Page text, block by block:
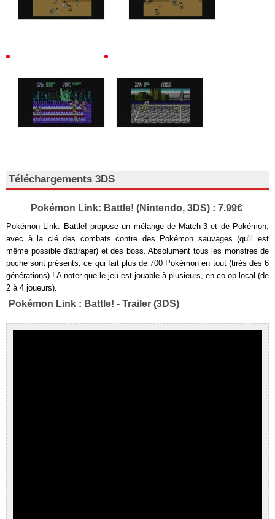
Téléchargements 3DS
Pokémon Link: Battle! (Nintendo, 3DS) : 7.99€
Pokémon Link: Battle! propose un mélange de Match-3 et de Pokémon,
avec à la clé des combats contre des Pokémon sauvages (qu'il est
même possible d'attraper) et des boss. Absolument tous les monstres de
poche sont présents, ce qui fait plus de 700 Pokémon en tout (tirés des 6
générations) ! A noter que le jeu est jouable à plusieurs, en co-op local (de
2 à 4 joueurs).
Pokémon Link : Battle! - Trailer (3DS)